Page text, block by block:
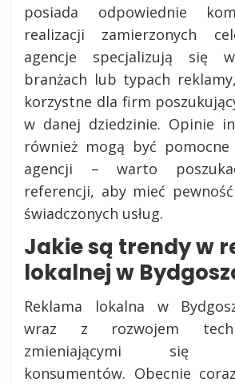
posiada odpowiednie
realizacji zamierzonych
agencje specjalizują się
branżach lub typach
korzystne dla firm
w danej dziedzinie. Opinie
również mogą być
agencji – warto
referencji, aby mieć
świadczonych usług.
Jakie są trendy w
lokalnej w
Reklama lokalna w
wraz z rozwojem
zmieniającymi się
konsumentów. Obecnie